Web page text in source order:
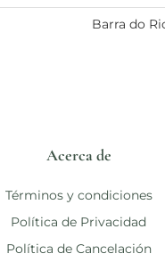
Barra do
Acerca de
Términos y condiciones
Política de Privacidad
Política de Cancelación